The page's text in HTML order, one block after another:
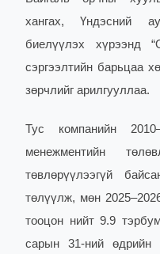
хангах, Үндэсний
биелүүлэх хүрээнд
сэргээлтийн барьцаа
зөрчлийг арилгууллаа.
Тус компанийн
менежментийн
төвлөрүүлээгүй
төлүүлж, мөн
тооцон нийт 9.9
сарын 31-ний өдрийн